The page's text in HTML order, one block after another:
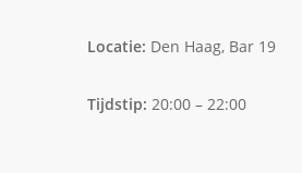
Locatie: Den Haag, Bar 19
Tijdstip: 20:00 – 22:00